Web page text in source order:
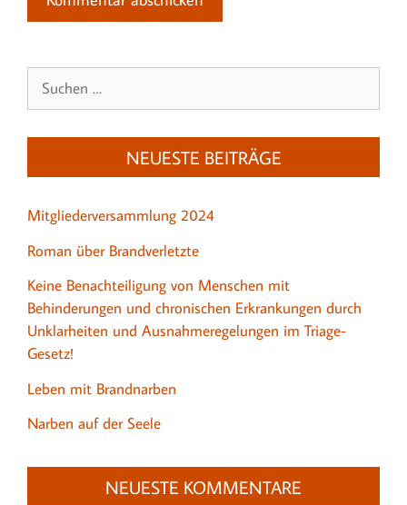
nach:
NEUESTE BEITRÄGE
Mitgliederversammlung 2024
Roman über Brandverletzte
Keine Benachteiligung von Menschen mit
Behinderungen und chronischen Erkrankungen durch
Unklarheiten und Ausnahmeregelungen im Triage-
Gesetz!
Leben mit Brandnarben
Narben auf der Seele
NEUESTE KOMMENTARE